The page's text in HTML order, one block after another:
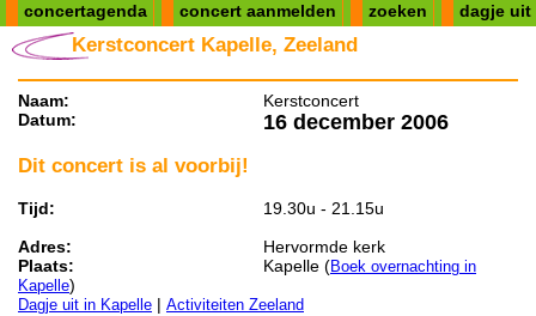
concertagenda concert aanmelden zoeken dagje uit
Kerstconcert Kapelle, Zeeland
Naam:
Kerstconcert
Datum:
16 december 2006
Dit concert is al voorbij!
Tijd:
19.30u - 21.15u
Adres:
Hervormde kerk
Plaats:
Kapelle (Boek overnachting in
Kapelle)
Dagje uit in Kapelle | Activiteiten Zeeland